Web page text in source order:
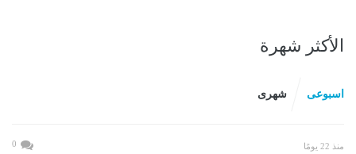
الأكثر شهرة
اسبوعى شهرى
منذ 22 يومًا 0